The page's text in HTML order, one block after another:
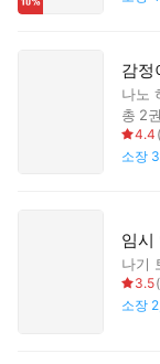
나노
총 2권
4.4 (
소장
나기
3.5(
소장